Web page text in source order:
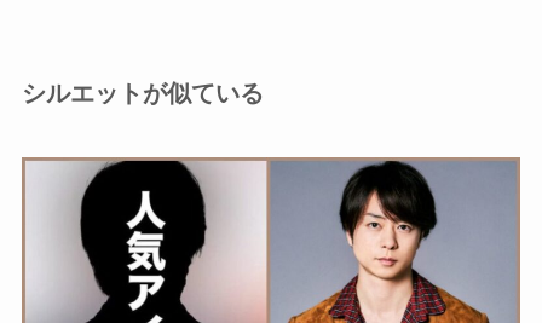
シルエットが似ている